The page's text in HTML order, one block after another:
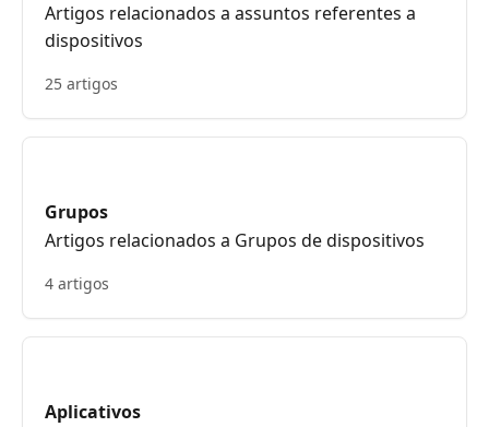
Artigos relacionados a assuntos referentes a
dispositivos
25 artigos
Grupos
Artigos relacionados a Grupos de dispositivos
4 artigos
Aplicativos